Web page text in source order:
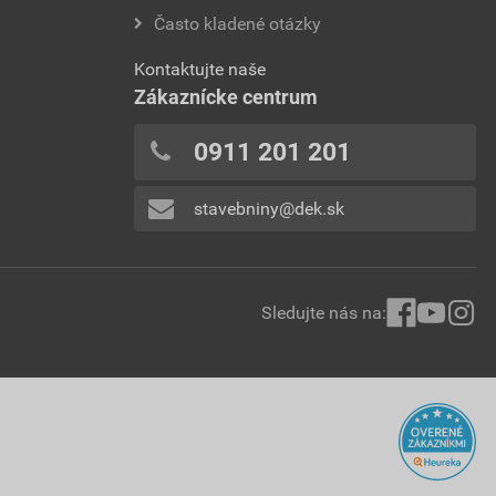
Často kladené otázky
Kontaktujte naše
Zákaznícke centrum
0911 201 201
stavebniny@dek.sk
Sledujte nás na: